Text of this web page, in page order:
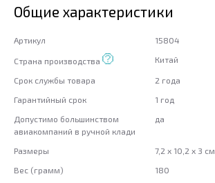
Общие характеристики
Артикул 15804
Страна производства Китай
Срок службы товара
2 года
Гарантийный срок
1 год
Допустимо большинством
авиакомпаний в ручной клади
да
Размеры
7,2 x 10,2 x 3 см
Вес (грамм)
180